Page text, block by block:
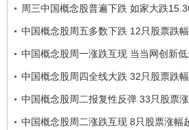
周三中国概念股普遍下跌 如家大跌
中国概念股周五多数下跌 12只股票跌
中国概念股周一涨跌互现 当当网创新
中国概念股周四全线大跌 32只股票跌
中国概念股周二报复性反弹 33只股票
中国概念股周二涨跌互现 8只股票涨幅